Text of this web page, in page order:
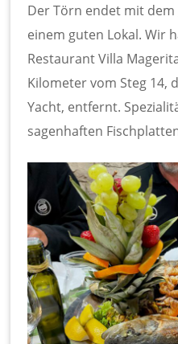
Der Törn endet mit
einem guten Lokal. Wir
Restaurant Villa
Kilometer vom Steg 14,
Yacht, entfernt.
sagenhaften